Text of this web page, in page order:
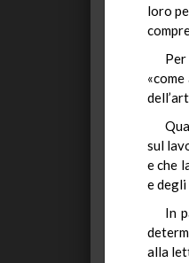
loro
sul
e che
e degli
In
alla